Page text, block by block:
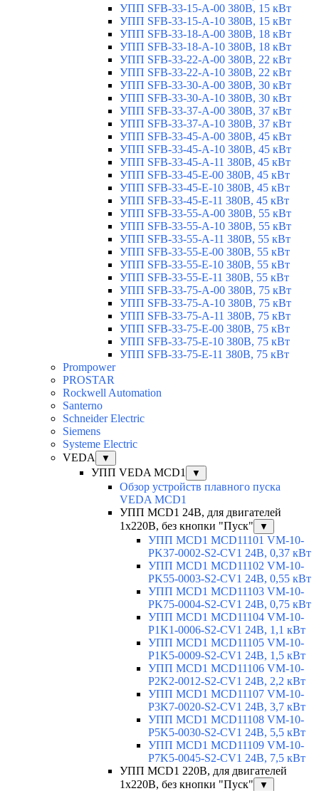
УПП SFB-33-15-A-00 380В, 15 кВт
УПП SFB-33-15-A-10 380В, 15 кВт
УПП SFB-33-18-A-00 380В, 18 кВт
УПП SFB-33-18-A-10 380В, 18 кВт
УПП SFB-33-22-A-00 380В, 22 кВт
УПП SFB-33-22-A-10 380В, 22 кВт
УПП SFB-33-30-A-00 380В, 30 кВт
УПП SFB-33-30-A-10 380В, 30 кВт
УПП SFB-33-37-A-00 380В, 37 кВт
УПП SFB-33-37-A-10 380В, 37 кВт
УПП SFB-33-45-A-00 380В, 45 кВт
УПП SFB-33-45-A-10 380В, 45 кВт
УПП SFB-33-45-A-11 380В, 45 кВт
УПП SFB-33-45-E-00 380В, 45 кВт
УПП SFB-33-45-E-10 380В, 45 кВт
УПП SFB-33-45-E-11 380В, 45 кВт
УПП SFB-33-55-A-00 380В, 55 кВт
УПП SFB-33-55-A-10 380В, 55 кВт
УПП SFB-33-55-A-11 380В, 55 кВт
УПП SFB-33-55-E-00 380В, 55 кВт
УПП SFB-33-55-E-10 380В, 55 кВт
УПП SFB-33-55-E-11 380В, 55 кВт
УПП SFB-33-75-A-00 380В, 75 кВт
УПП SFB-33-75-A-10 380В, 75 кВт
УПП SFB-33-75-A-11 380В, 75 кВт
УПП SFB-33-75-E-00 380В, 75 кВт
УПП SFB-33-75-E-10 380В, 75 кВт
УПП SFB-33-75-E-11 380В, 75 кВт
Prompower
PROSTAR
Rockwell Automation
Santerno
Schneider Electric
Siemens
Systeme Electric
VEDA
▼
УПП VEDA MCD1 ▼
Обзор устройств плавного пуска
VEDA MCD1
УПП MCD1 24В, для двигателей
1х220В, без кнопки "Пуск"
▼
УПП MCD1 MCD11101 VM-10-
PK37-0002-S2-CV1 24В, 0,37 кВт
УПП MCD1 MCD11102 VM-10-
PK55-0003-S2-CV1 24В, 0,55 кВт
УПП MCD1 MCD11103 VM-10-
PK75-0004-S2-CV1 24В, 0,75 кВт
УПП MCD1 MCD11104 VM-10-
P1K1-0006-S2-CV1 24В, 1,1 кВт
УПП MCD1 MCD11105 VM-10-
P1K5-0009-S2-CV1 24В, 1,5 кВт
УПП MCD1 MCD11106 VM-10-
P2K2-0012-S2-CV1 24В, 2,2 кВт
УПП MCD1 MCD11107 VM-10-
P3K7-0020-S2-CV1 24В, 3,7 кВт
УПП MCD1 MCD11108 VM-10-
P5K5-0030-S2-CV1 24В, 5,5 кВт
УПП MCD1 MCD11109 VM-10-
P7K5-0045-S2-CV1 24В, 7,5 кВт
УПП MCD1 220В, для двигателей
1х220В, без кнопки "Пуск"
▼